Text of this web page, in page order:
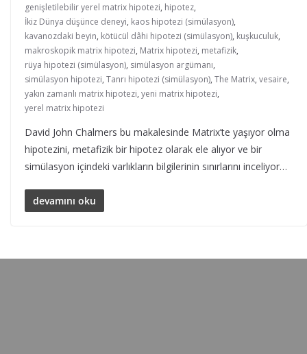
genişletilebilir yerel matrix hipotezi, hipotez,
İkiz Dünya düşünce deneyi, kaos hipotezi (simülasyon),
kavanozdaki beyin, kötücül dâhi hipotezi (simülasyon), kuşkuculuk,
makroskopik matrix hipotezi, Matrix hipotezi, metafizik,
rüya hipotezi (simülasyon), simülasyon argümanı,
simülasyon hipotezi, Tanrı hipotezi (simülasyon), The Matrix, vesaire,
yakın zamanlı matrix hipotezi, yeni matrix hipotezi,
yerel matrix hipotezi
David John Chalmers bu makalesinde Matrix’te yaşıyor olma
hipotezini, metafizik bir hipotez olarak ele alıyor ve bir
simülasyon içindeki varlıkların bilgilerinin sınırlarını inceliyor…
devamını oku